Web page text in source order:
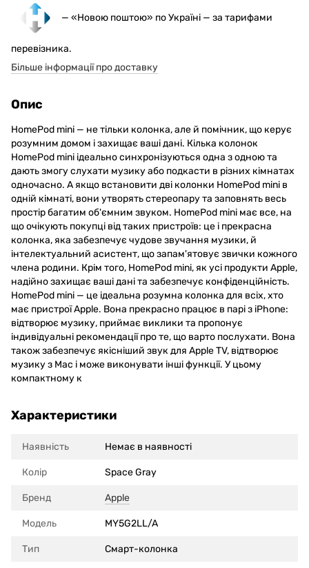
— «Новою поштою» по Україні — за тарифами
перевізника.
Більше інформації про доставку
Опис
HomePod mini — не тільки колонка, але й помічник, що керує
розумним домом і захищає ваші дані. Кілька колонок
HomePod mini ідеально синхронізуються одна з одною та
дають змогу слухати музику або подкасти в різних кімнатах
одночасно. А якщо встановити дві колонки HomePod mini в
одній кімнаті, вони утворять стереопару та заповнять весь
простір багатим об'ємним звуком. HomePod mini має все, на
що очікують покупці від таких пристроїв: це і прекрасна
колонка, яка забезпечує чудове звучання музики, й
інтелектуальний асистент, що запам'ятовує звички кожного
члена родини. Крім того, HomePod mini, як усі продукти Apple,
надійно захищає ваші дані та забезпечує конфіденційність.
HomePod mini — це ідеальна розумна колонка для всіх, хто
має пристрої Apple. Вона прекрасно працює в парі з iPhone:
відтворює музику, приймає виклики та пропонує
індивідуальні рекомендації про те, що варто послухати. Вона
також забезпечує якісніший звук для Apple TV, відтворює
музику з Mac і може виконувати інші функції. У цьому
компактному к
Характеристики
Наявність Немає в наявності
Колір Space Gray
Бренд Apple
Модель MY5G2LL/A
Тип Смарт-колонка